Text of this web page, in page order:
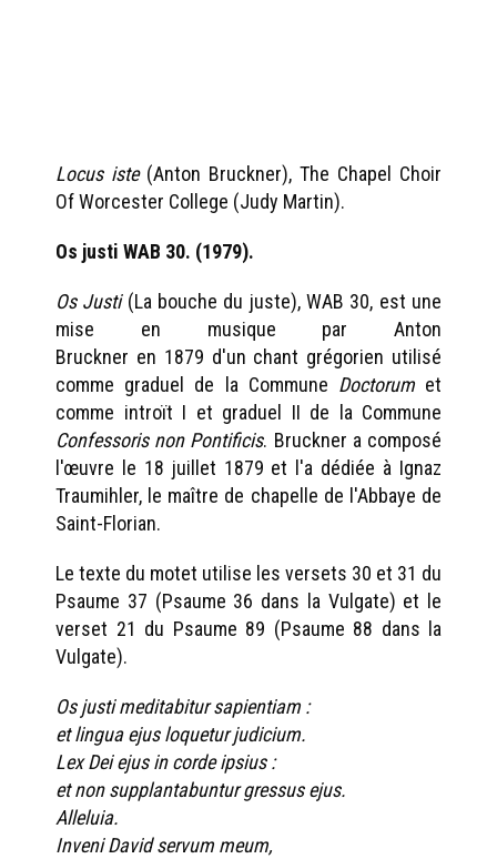
Locus iste(Anton Bruckner), The Chapel Choir
Of Worcester College (Judy Martin).
Os justi WAB 30. (1979).
Os Justi(La bouche du juste), WAB 30, est une
mise en musique par Anton
Bruckner en 1879 d'un chant grégorien utilisé
comme graduel de la Commune Doctorumet
comme introït I et graduel II de la Commune
Confessoris non Pontificis. Bruckner a composé
l'œuvre le 18 juillet 1879 et l'a dédiée à Ignaz
Traumihler, le maître de chapelle de l'Abbaye de
Saint-Florian.
Le texte du motet utilise les versets 30 et 31 du
Psaume 37 (Psaume 36 dans la Vulgate) et le
verset 21 du Psaume 89 (Psaume 88 dans la
Vulgate).
Os justi meditabitur sapientiam :
et lingua ejus loquetur judicium.
Lex Dei ejus in corde ipsius :
et non supplantabuntur gressus ejus.
Alleluia.
Inveni David servum meum,